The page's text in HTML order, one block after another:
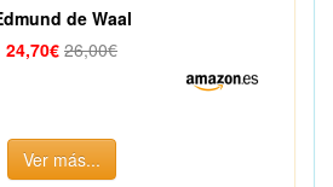
de Waal
24,70€ 26,00€
Ver más...